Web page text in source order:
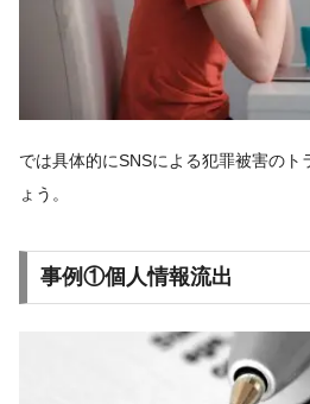
では具体的にSNSによる犯罪被害のト
ょう。
事例①個人情報流出